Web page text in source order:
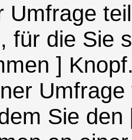
Umfrage
für die Sie
]
Sie